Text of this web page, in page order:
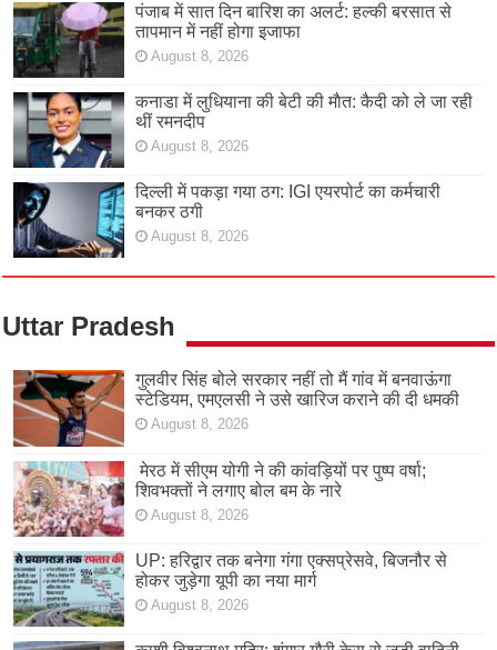
पंजाब में सात दिन बारिश का अलर्ट: हल्की बरसात से
तापमान में नहीं होगा इजाफा
August 8, 2026
कनाडा में लुधियाना की बेटी की माैत: कैदी को ले जा रही
थीं रमनदीप
August 8, 2026
दिल्ली में पकड़ा गया ठग: IGI एयरपोर्ट का कर्मचारी
बनकर ठगी
August 8, 2026
Uttar Pradesh
गुलवीर सिंह बोले सरकार नहीं तो मैं गांव में बनवाऊंगा
स्टेडियम, एमएलसी ने उसे खारिज कराने की दी धमकी
August 8, 2026
मेरठ में सीएम योगी ने की कांवड़ियों पर पुष्प वर्षा;
शिवभक्तों ने लगाए बोल बम के नारे
August 8, 2026
UP: हरिद्वार तक बनेगा गंगा एक्सप्रेसवे, बिजनौर से
होकर जुड़ेगा यूपी का नया मार्ग
August 8, 2026